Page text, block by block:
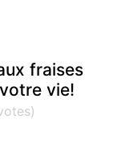
fraises
vie!